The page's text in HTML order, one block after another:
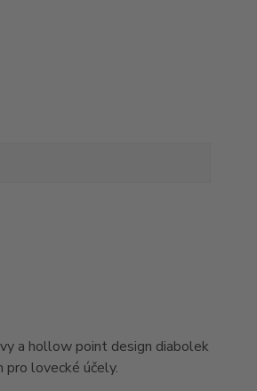
a hollow point design diabolek
lovecké účely.